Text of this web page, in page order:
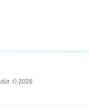
© 2026